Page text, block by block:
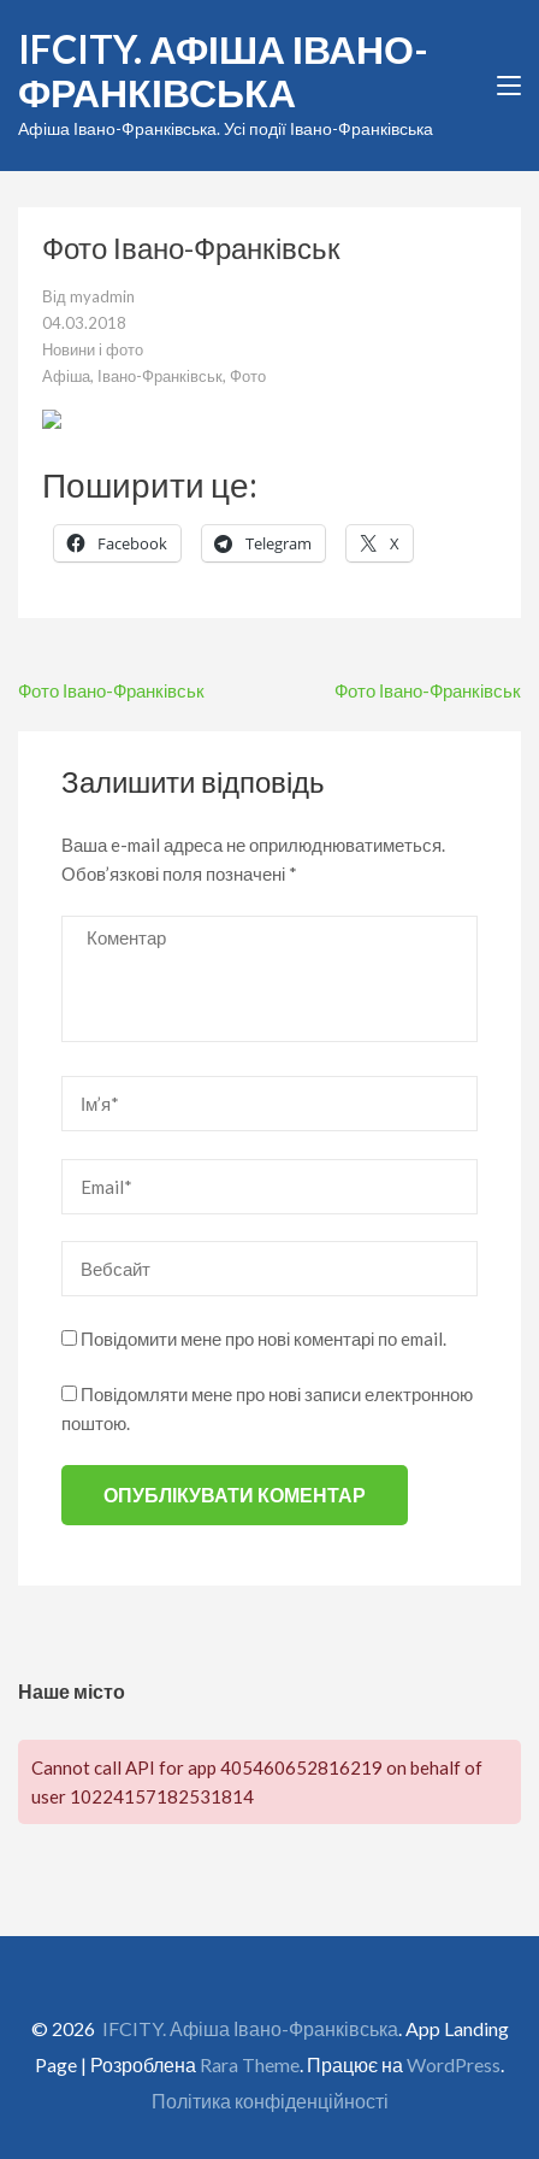
вмісту
(натисніть
Enter)
IFCITY. АФІША ІВАНО-
ФРАНКІВСЬКА
Афіша Івано-Франківська. Усі події Івано-Франківська
Фото Івано-Франківськ
Від myadmin
04.03.2018
Новини і фото
Афіша, Івано-Франківськ, Фото
Поширити це:
Facebook Telegram X
Навігація
Фото Івано-Франківськ Фото Івано-Франківськ
Залишити відповідь
Ваша e-mail адреса не оприлюднюватиметься.
Обов’язкові поля позначені *
Коментар
Повідомити мене про нові коментарі по email.
Повідомляти мене про нові записи електронною
поштою.
Наше місто
Cannot call API for app 405460652816219 on behalf of
user 10224157182531814
© 2026 IFCITY. Афіша Івано-Франківська . App Landing
Page | Розроблена Rara Theme . Працює на WordPress
Політика конфіденційності